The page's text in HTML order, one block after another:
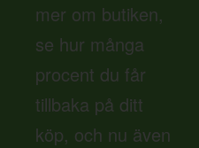
mer om butiken,
se hur många
procent du får
tillbaka på ditt
köp, och nu även